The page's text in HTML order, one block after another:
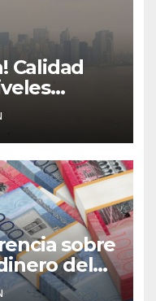
Calidad
sobre
del
Salud